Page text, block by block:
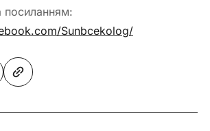
посиланням:
Sunbcekolog/